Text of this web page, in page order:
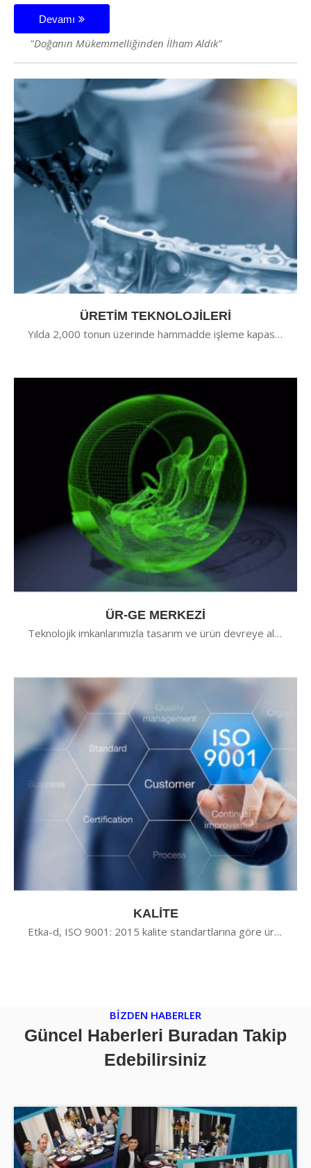
Devamı
"Doğanın Mükemmelliğinden İlham Aldık"
ÜRETİM TEKNOLOJİLERİ
Yılda 2,000 tonun üzerinde hammadde işleme kapasitemiz mevcuttur.
ÜR-GE MERKEZİ
Teknolojik imkanlarımızla tasarım ve ürün devreye alma etkinliğimiz çok daha kuvvetli hale gelmiştir.
KALİTE
Etka-d, ISO 9001: 2015 kalite standartlarına göre üretim yapmaktadır.
BİZDEN HABERLER
Güncel Haberleri Buradan Takip
Edebilirsiniz